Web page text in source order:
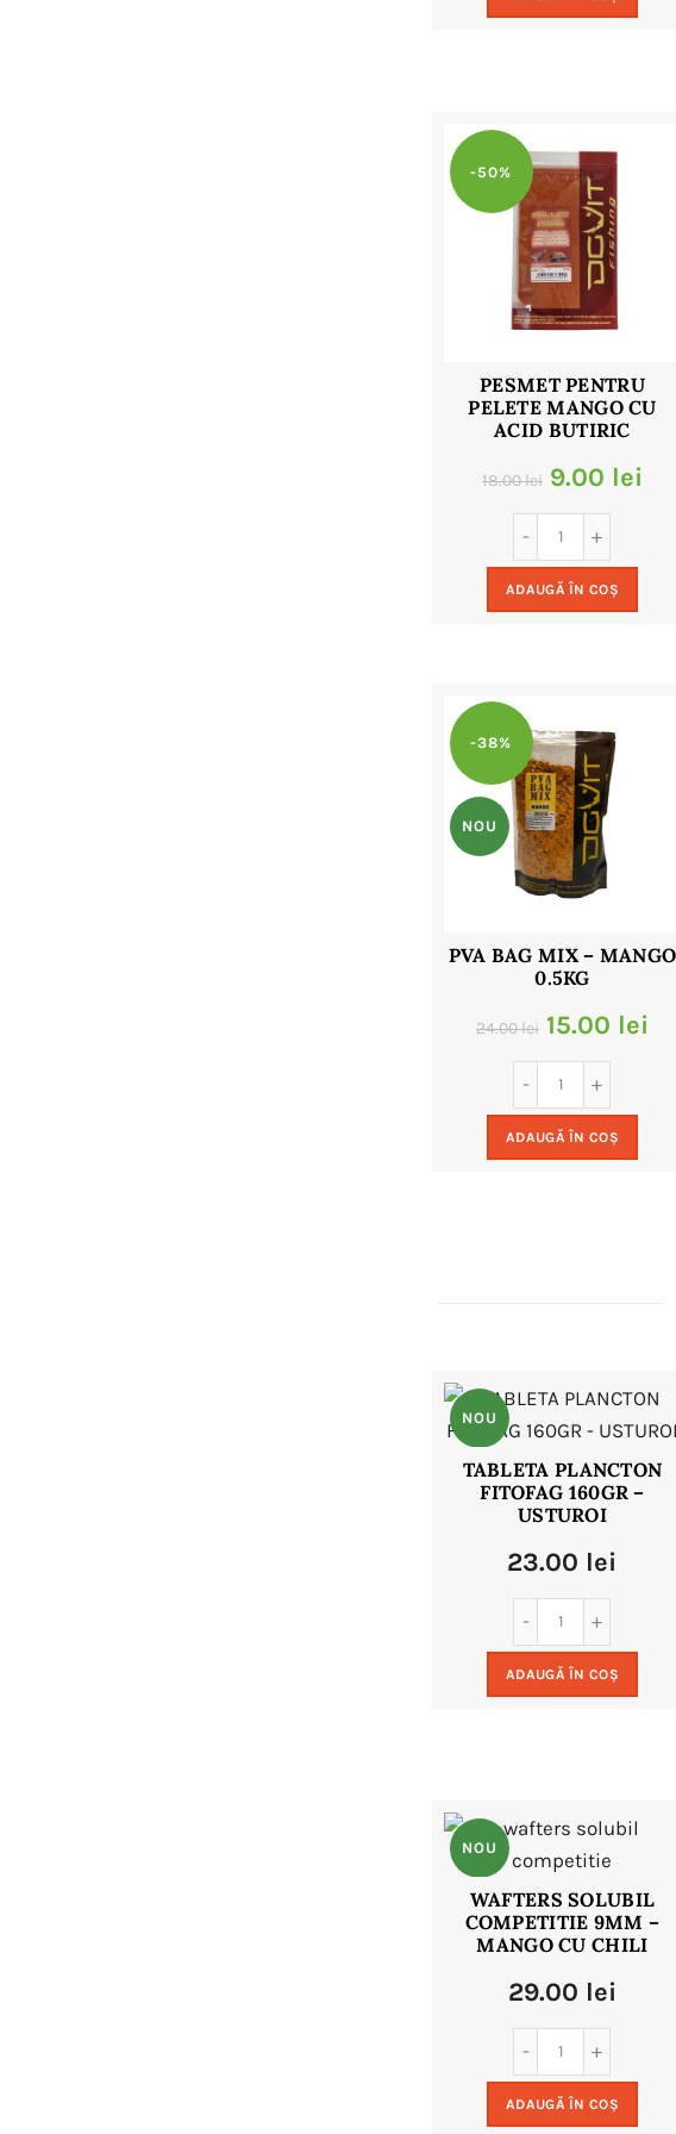
fost:
-50%
PESMET PENTRU
PELETE MANGO CU
ACID BUTIRIC
18.00lei Prețul
inițial
a
fost:
9.00 lei
ADAUGĂ ÎN COȘ
-38%
NOU
PVA BAG MIX – MANGO
0.5KG
24.00lei Prețul
inițial
a
fost:
15.00 lei
ADAUGĂ ÎN COȘ
NOU
TABLETA PLANCTON
FITOFAG 160GR –
USTUROI
23.00 lei
ADAUGĂ ÎN COȘ
NOU
WAFTERS SOLUBIL
COMPETITIE 9MM –
MANGO CU CHILI
29.00 lei
ADAUGĂ ÎN COȘ